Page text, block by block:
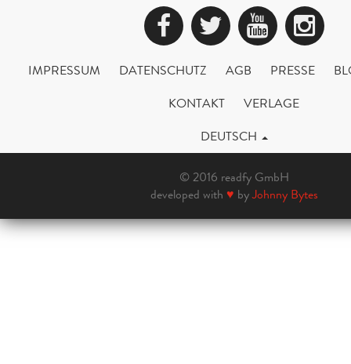
Facebook
Twitter
IMPRESSUM DATENSCHUTZ AGB PRESSE
KONTAKT
VERLAGE
DEUTSCH
© 2016 readfy GmbH
developed with ♥ byJohnny Bytes